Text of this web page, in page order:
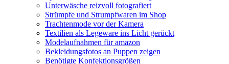
Unterwäsche reizvoll fotografiert
Strümpfe und Strumpfwaren im Shop
Trachtenmode vor der Kamera
Textilien als Legeware ins Licht gerückt
Modelaufnahmen für amazon
Bekleidungsfotos an Puppen zeigen
Benötigte Konfektionsgrößen